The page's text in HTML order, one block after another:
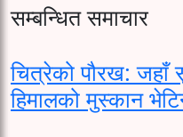
सम्बन्धित समाचार
चित्रेको पौरख: जहाँ
हिमालको मुस्कान